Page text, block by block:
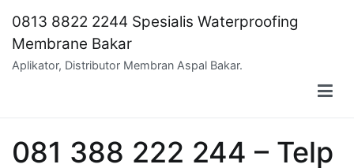
content
0813 8822 2244 Spesialis Waterproofing
Membrane Bakar
Aplikator, Distributor Membran Aspal Bakar.
081 388 222 244 – Telp